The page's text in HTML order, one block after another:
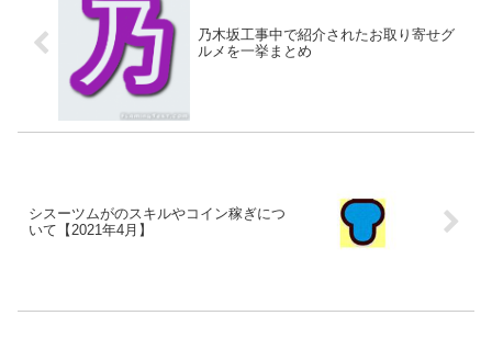
乃木坂工事中で紹介されたお取り寄せグ
ルメを一挙まとめ
シスーツムがのスキルやコイン稼ぎにつ
いて【2021年4月】